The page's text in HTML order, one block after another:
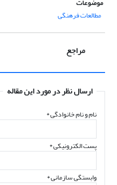
موضوعات
مطالعات فرهنگی
مراجع
ارسال نظر در مورد این مقاله
نام و نام خانوادگی*
پست الکترونیکی*
وابستگی سازمانی *